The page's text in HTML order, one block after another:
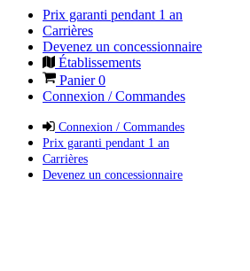
Prix garanti pendant 1 an
Carrières
Devenez un concessionnaire
Établissements
Panier0
Connexion / Commandes
Connexion / Commandes
Prix garanti pendant 1 an
Carrières
Devenez un concessionnaire